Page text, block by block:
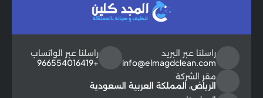
راسلنا عبر البريد
info@elmagdclean.com
راسلنا عبر الواتساب
+966554016419
مقر الشركة
الرياض، المملكة العربية السعودية